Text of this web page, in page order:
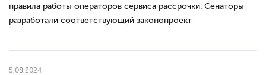
правила работы операторов сервиса рассрочки. Сенаторы
разработали соответствующий законопроект
5.08.2024